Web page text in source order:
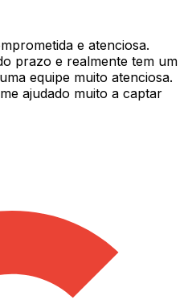
e atenciosa.
prazo e realmente tem um
equipe muito atenciosa.
ajudado muito a captar